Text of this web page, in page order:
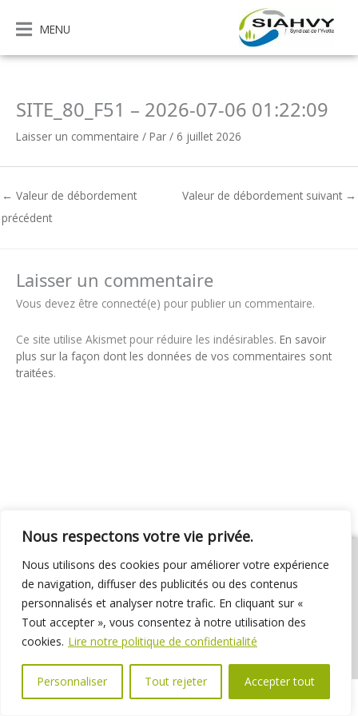
Nous respectons votre vie privée.
Nous utilisons des cookies pour améliorer votre expérience
de navigation, diffuser des publicités ou des contenus
personnalisés et analyser notre trafic. En cliquant sur «
Tout accepter », vous consentez à notre utilisation des
cookies. Lire notre politique de confidentialité
Personnaliser Tout rejeter Accepter tout
contenu
MENU
SITE_80_F51 – 2026-07-06 01:22:09
Laisser un commentaire / Par / 6 juillet 2026
← Valeur de débordement
précédent
Valeur de débordement suivant →
Laisser un commentaire
Vous devez être connecté(e) pour publier un commentaire.
Ce site utilise Akismet pour réduire les indésirables. En savoir
plus sur la façon dont les données de vos commentaires sont
traitées.
01 69 31 72 10 01 69 31 37 31
Nous contacter
Espace élus
Marchés publics Délibérations